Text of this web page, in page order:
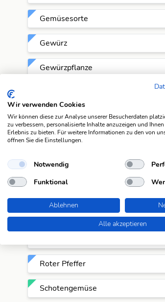
Gemüsesorte
Gewürz
Gewürzpflanze
Küchengewürz
Mausholz
Nachtschattenfruchtgemüse
Peperoni
Roter Pfeffer
Schotengemüse
Wir verwenden Cookies
Wir können diese zur Analyse unserer Besucherdaten
zu verbessern, personalisierte Inhalte anzuzeigen und
Erlebnis zu bieten. Für weitere Informationen zu den von
öffnen Sie die Einstellungen.
Notwendig
Funktional
Ablehnen
Alle akzeptieren